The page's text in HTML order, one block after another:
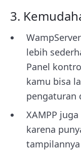
3.
lebih
Panel
kamu bisa
pengaturan
XAMPP
karena